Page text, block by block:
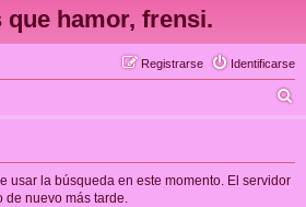
que hamor, frensi.
Identificarse
Registrarse
usar la búsqueda en este momento. El servidor
de nuevo más tarde.